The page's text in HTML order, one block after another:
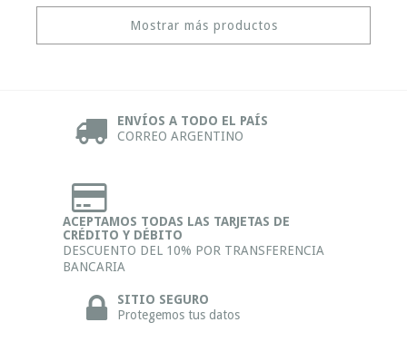
Mostrar más productos
ENVÍOS A TODO EL PAÍS
CORREO ARGENTINO
ACEPTAMOS TODAS LAS TARJETAS DE
CRÉDITO Y DÉBITO
DESCUENTO DEL 10% POR TRANSFERENCIA
BANCARIA
SITIO SEGURO
Protegemos tus datos